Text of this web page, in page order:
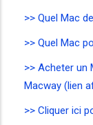
>> Quel Mac
>> Quel Mac
>> Acheter un
Macway (lien
>> Cliquer ici